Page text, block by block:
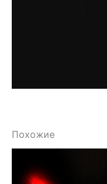
Похожие